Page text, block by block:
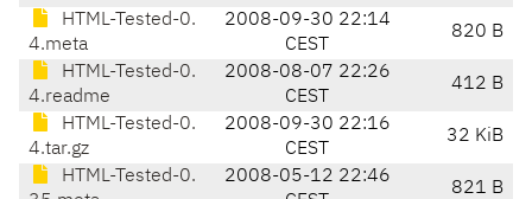
HTML-Tested-0.
4.meta
2008-09-30 22:14
CEST
820 B
HTML-Tested-0.
4.readme
2008-08-07 22:26
CEST
412 B
HTML-Tested-0.
4.tar.gz
2008-09-30 22:16
CEST
32 KiB
HTML-Tested-0.
2008-05-12 22:46
821 B